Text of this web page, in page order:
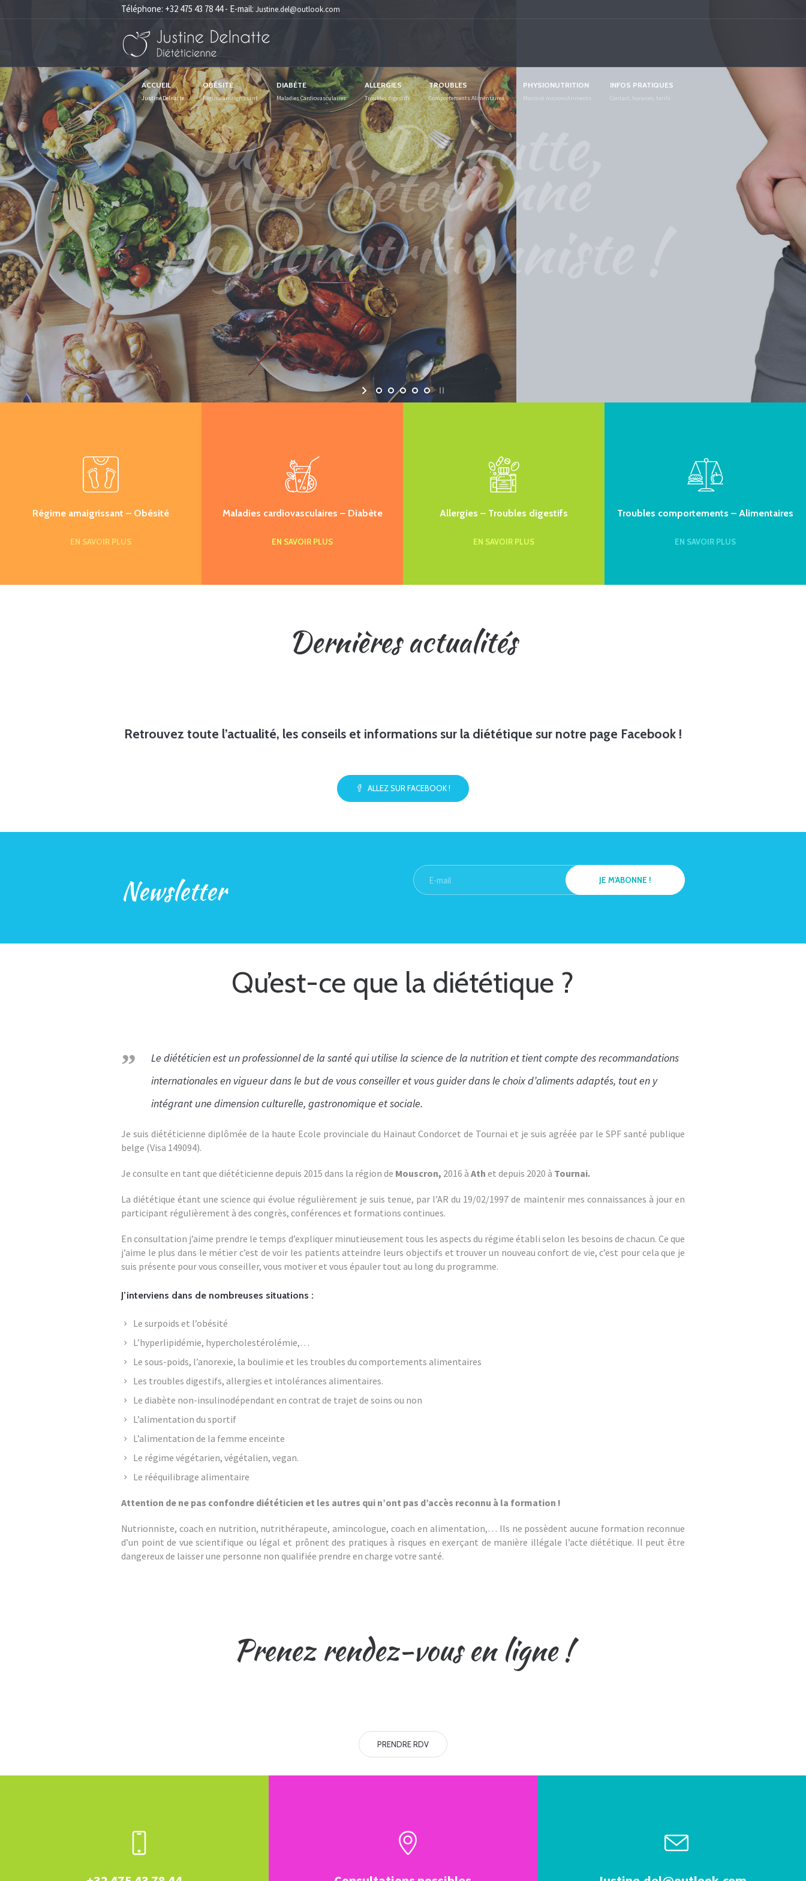
Téléphone: +32 475 43 78 44 - E-mail: Justine.del@outlook.com
ACCUEIL
Justine Delnatte
OBÉSITÉ
Régime amaigrissant
DIABÈTE
Maladies Cardiovasculaires
ALLERGIES
Troubles digestifs
TROUBLES
Comportements Alimentaires
PHYSIONUTRITION
Macro et micronutriments
INFOS PRATIQUES
Contact, horaires, tarifs
Régime amaigrissant / Obésité
EN SAVOIR PLUS
Régime amaigrissant – Obésité
EN SAVOIR PLUS
Maladies cardiovasculaires – Diabète
EN SAVOIR PLUS
Allergies – Troubles digestifs
EN SAVOIR PLUS
Troubles comportements – Alimentaires
EN SAVOIR PLUS
Dernières actualités
Retrouvez toute l’actualité, les conseils et informations sur la diététique sur notre page Facebook !
ALLEZ SUR FACEBOOK !
Newsletter
Qu’est-ce que la diététique ?
Le diététicien est un professionnel de la santé qui utilise la science de la nutrition et tient compte des recommandations
internationales en vigueur dans le but de vous conseiller et vous guider dans le choix d’aliments adaptés, tout en y
intégrant une dimension culturelle, gastronomique et sociale.
Je suis diététicienne diplômée de la haute Ecole provinciale du Hainaut Condorcet de Tournai et je suis agréée par le SPF santé publique
belge (Visa 149094).
Je consulte en tant que diététicienne depuis 2015 dans la région de Mouscron, 2016 à Ath et depuis 2020 à Tournai.
La diététique étant une science qui évolue régulièrement je suis tenue, par l’AR du 19/02/1997 de maintenir mes connaissances à jour en
participant régulièrement à des congrès, conférences et formations continues.
En consultation j’aime prendre le temps d’expliquer minutieusement tous les aspects du régime établi selon les besoins de chacun. Ce que
j’aime le plus dans le métier c’est de voir les patients atteindre leurs objectifs et trouver un nouveau confort de vie, c’est pour cela que je
suis présente pour vous conseiller, vous motiver et vous épauler tout au long du programme.
J’interviens dans de nombreuses situations :
Le surpoids et l’obésité
L’hyperlipidémie, hypercholestérolémie,…
Le sous-poids, l’anorexie, la boulimie et les troubles du comportements alimentaires
Les troubles digestifs, allergies et intolérances alimentaires.
Le diabète non-insulinodépendant en contrat de trajet de soins ou non
L’alimentation du sportif
L’alimentation de la femme enceinte
Le régime végétarien, végétalien, vegan.
Le rééquilibrage alimentaire
Attention de ne pas confondre diététicien et les autres qui n’ont pas d’accès reconnu à la formation !
Nutrionniste, coach en nutrition, nutrithérapeute, amincologue, coach en alimentation,… Ils ne possèdent aucune formation reconnue
d’un point de vue scientifique ou légal et prônent des pratiques à risques en exerçant de manière illégale l’acte diététique. Il peut être
dangereux de laisser une personne non qualifiée prendre en charge votre santé.
Prenez rendez-vous en ligne !
PRENDRE RDV